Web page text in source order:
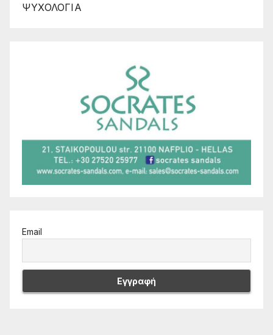
ΨΥΧΟΛΟΓΙΑ
Email